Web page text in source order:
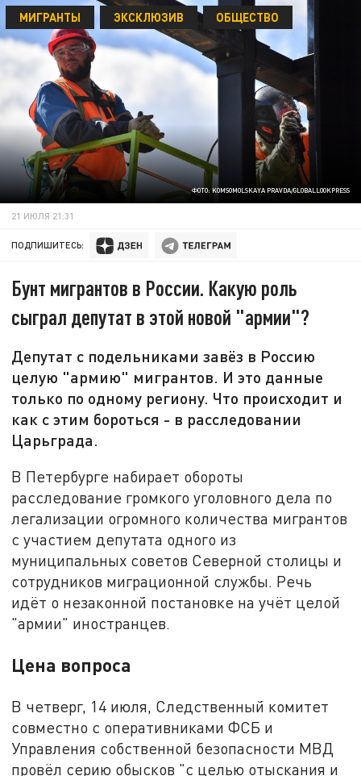
ФОТО: KOMSOMOLSKAYA PRAVDA/GLOBALLOOKPRESS
МИГРАНТЫ ЭКСКЛЮЗИВ ОБЩЕСТВО
21 ИЮЛЯ 21:31
ПОДПИШИТЕСЬ:
Бунт мигрантов в России. Какую роль
сыграл депутат в этой новой "армии"?
Депутат с подельниками завёз в Россию
целую "армию" мигрантов. И это данные
только по одному региону. Что происходит и
как с этим бороться - в расследовании
Царьграда.
В Петербурге набирает обороты
расследование громкого уголовного дела по
легализации огромного количества мигрантов
с участием депутата одного из
муниципальных советов Северной столицы и
сотрудников миграционной службы. Речь
идёт о незаконной постановке на учёт целой
"армии" иностранцев.
Цена вопроса
В четверг, 14 июля, Следственный комитет
совместно с оперативниками ФСБ и
Управления собственной безопасности МВД
провёл серию обысков "с целью отыскания и